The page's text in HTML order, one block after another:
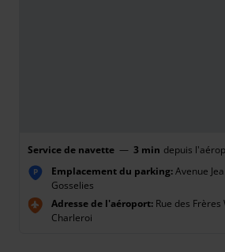
Service de navette — 3 min depuis
P Emplacement du parking:Avenue
Gosselies
Adresse de l'aéroport: Rue des Frères
Charleroi